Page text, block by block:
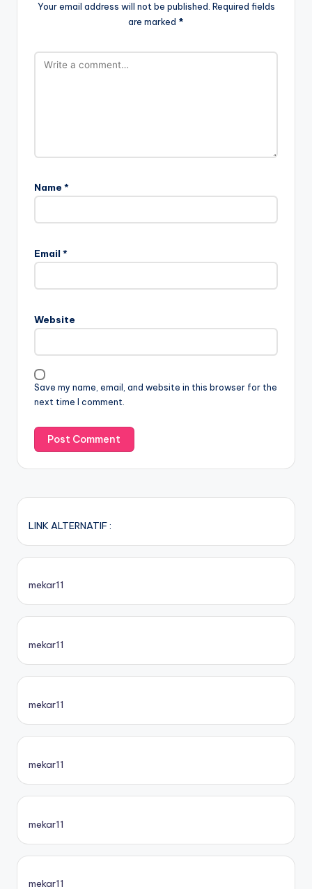
Your email address will not be published. Required fields
are marked *
Name *
Email *
Website
Save my name, email, and website in this browser for the
next time I comment.
LINK ALTERNATIF :
mekar11
mekar11
mekar11
mekar11
mekar11
mekar11